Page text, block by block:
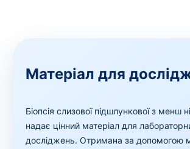
Матеріал для
Біопсія слизової підшлункової з менш
надає цінний матеріал для
досліджень. Отримана за